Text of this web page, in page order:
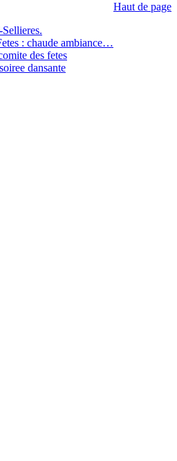
Haut de page
: chaude ambiance…
des fetes
dansante